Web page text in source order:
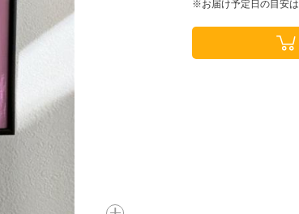
※お届け予定日の目安は